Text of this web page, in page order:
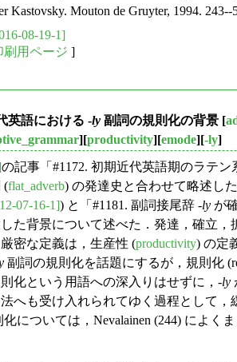
Kastovsky. Mouton de Gruyter, 1994. 243--
08-19-1]
刷用ページ ]
英語における -ly 副詞の規則化の背景 [
][productivity][emode][-ly]
の記事「#1172. 初期近代英語期のラテ
(flat_adverb) の発達史と合わせて略述し
07-16-1]) と「#1181. 副詞接尾辞 -ly が
た背景について述べた．発達，確立
密な定義は，生産性 (productivity) の定
副詞の規則化を話題にするが，規則化
化という用語への深入りはせずに，-ly
へも受け入れられてゆく過程として，
については，Nevalainen (244) によく